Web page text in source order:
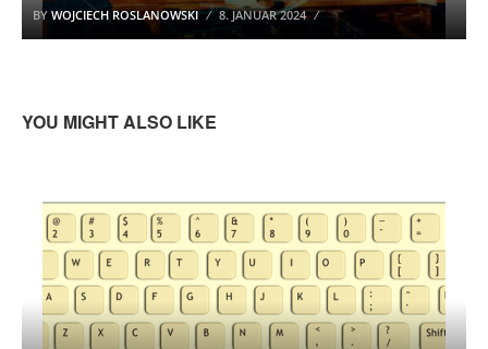
BY WOJCIECH ROSLANOWSKI 8. JANUAR 2024
YOU MIGHT ALSO LIKE